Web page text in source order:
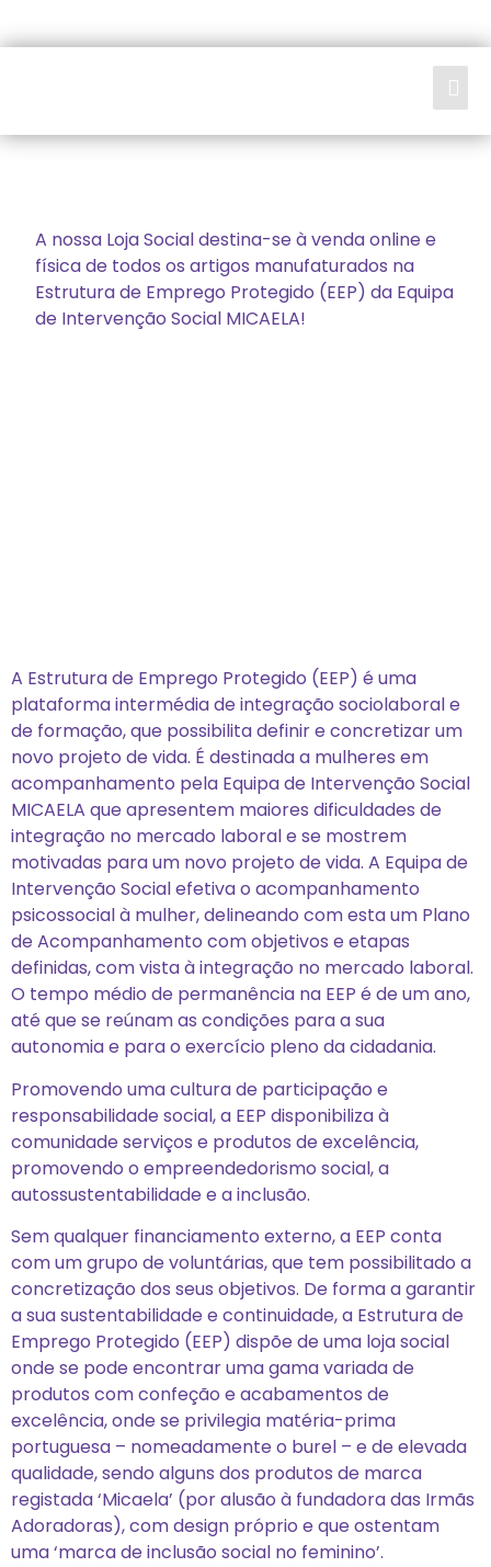
A nossa Loja Social destina-se à venda online e
física de todos os artigos manufaturados na
Estrutura de Emprego Protegido (EEP) da Equipa
de Intervenção Social MICAELA!
A Estrutura de Emprego Protegido (EEP) é uma
plataforma intermédia de integração sociolaboral e
de formação, que possibilita definir e concretizar um
novo projeto de vida. É destinada a mulheres em
acompanhamento pela Equipa de Intervenção Social
MICAELA que apresentem maiores dificuldades de
integração no mercado laboral e se mostrem
motivadas para um novo projeto de vida. A Equipa de
Intervenção Social efetiva o acompanhamento
psicossocial à mulher, delineando com esta um Plano
de Acompanhamento com objetivos e etapas
definidas, com vista à integração no mercado laboral.
O tempo médio de permanência na EEP é de um ano,
até que se reúnam as condições para a sua
autonomia e para o exercício pleno da cidadania.
Promovendo uma cultura de participação e
responsabilidade social, a EEP disponibiliza à
comunidade serviços e produtos de excelência,
promovendo o empreendedorismo social, a
autossustentabilidade e a inclusão.
Sem qualquer financiamento externo, a EEP conta
com um grupo de voluntárias, que tem possibilitado a
concretização dos seus objetivos. De forma a garantir
a sua sustentabilidade e continuidade, a Estrutura de
Emprego Protegido (EEP) dispõe de uma loja social
onde se pode encontrar uma gama variada de
produtos com confeção e acabamentos de
excelência, onde se privilegia matéria-prima
portuguesa – nomeadamente o burel – e de elevada
qualidade, sendo alguns dos produtos de marca
registada ‘Micaela’ (por alusão à fundadora das Irmãs
Adoradoras), com design próprio e que ostentam
uma ‘marca de inclusão social no feminino’.